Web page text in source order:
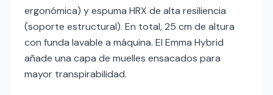
ergonómica) y espuma HRX de alta resiliencia
(soporte estructural). En total, 25 cm de altura
con funda lavable a máquina. El Emma Hybrid
añade una capa de muelles ensacados para
mayor transpirabilidad.